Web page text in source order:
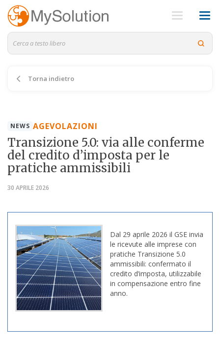
Torna indietro
NEWS AGEVOLAZIONI
Transizione 5.0: via alle conferme
del credito d’imposta per le
pratiche ammissibili
30 APRILE 2026
Dal 29 aprile 2026 il GSE invia
le ricevute alle imprese con
pratiche Transizione 5.0
ammissibili: confermato il
credito d’imposta, utilizzabile
in compensazione entro fine
anno.